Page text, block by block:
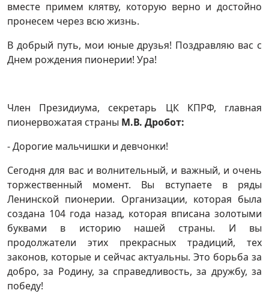
вместе примем клятву, которую верно и достойно
пронесем через всю жизнь.
В добрый путь, мои юные друзья! Поздравляю вас с
Днем рождения пионерии! Ура!
Член Президиума, секретарь ЦК КПРФ, главная
пионервожатая страны М.В. Дробот:
- Дорогие мальчишки и девчонки!
Сегодня для вас и волнительный, и важный, и очень
торжественный момент. Вы вступаете в ряды
Ленинской пионерии. Организации, которая была
создана 104 года назад, которая вписана золотыми
буквами в историю нашей страны. И вы
продолжатели этих прекрасных традиций, тех
законов, которые и сейчас актуальны. Это борьба за
добро, за Родину, за справедливость, за дружбу, за
победу!